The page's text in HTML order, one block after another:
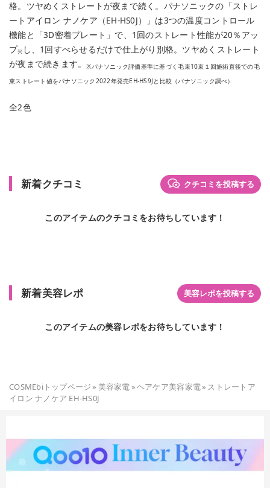
格。ツヤめくストレートが夜まで続く。パナソニックの「ストレ
ートアイロン ナノケア（EH-HS0J）」は3つの温度コントロール
機能と「3D密着プレート」で、1回のストレート性能が20％アッ
プ※ し、1回すべらせるだけで仕上がり別格。ツヤめくストレート
が夜まで続きます。※パナソニック評価基準に基づく毛束10束１回施術直後での毛
束ストレート値をパナソニック2022年発売EH-HS9Jと比較（パナソニック調べ）
全2色
新着クチコミ クチコミを投稿する
このアイテムのクチコミをお待ちしています！
新着美容レポ 美容レポを投稿する
このアイテムの美容レポをお待ちしています！
COSMEbiトップページ» 美容家電»ヘアケア美容家電» ストレートア
イロン ナノケア EH-HS0J